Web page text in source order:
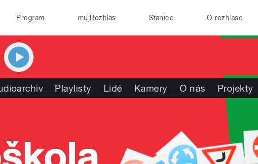
Program mujRozhlas Stanice O rozhlase
Playlisty Lidé Kamery O nás Projekty